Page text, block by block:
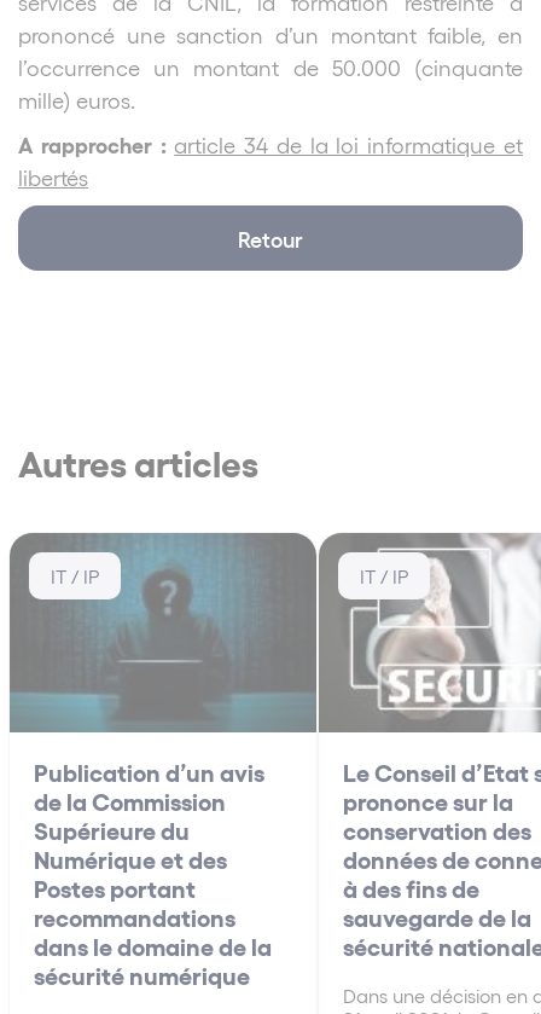
prononcé une sanction d’un montant faible, en
l’occurrence un montant de 50.000 (cinquante
mille) euros.
A rapprocher :article 34 de la loi informatique et
libertés
Retour
Autres articles
IT / IP
Publication d’un avis
de la Commission
Supérieure du
Numérique et des
Postes portant
recommandations
dans le domaine de la
sécurité numérique
IT / IP
Le Conseil d’Etat
prononce sur la
conservation des
données de
à des fins de
sauvegarde de la
sécurité
Dans une décision en